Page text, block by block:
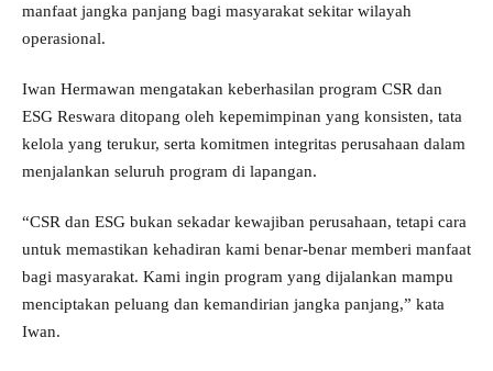
manfaat jangka panjang bagi masyarakat sekitar wilayah
operasional.
Iwan Hermawan mengatakan keberhasilan program CSR dan
ESG Reswara ditopang oleh kepemimpinan yang konsisten, tata
kelola yang terukur, serta komitmen integritas perusahaan dalam
menjalankan seluruh program di lapangan.
“CSR dan ESG bukan sekadar kewajiban perusahaan, tetapi cara
untuk memastikan kehadiran kami benar-benar memberi manfaat
bagi masyarakat. Kami ingin program yang dijalankan mampu
menciptakan peluang dan kemandirian jangka panjang,” kata
Iwan.